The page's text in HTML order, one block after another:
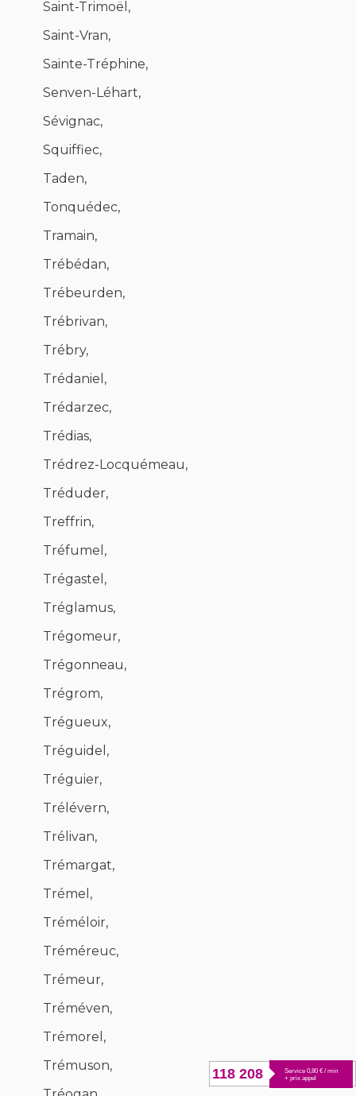
Saint-Trimoël,
Saint-Vran,
Sainte-Tréphine,
Senven-Léhart,
Sévignac,
Squiffiec,
Taden,
Tonquédec,
Tramain,
Trébédan,
Trébeurden,
Trébrivan,
Trébry,
Trédaniel,
Trédarzec,
Trédias,
Trédrez-Locquémeau,
Tréduder,
Treffrin,
Tréfumel,
Trégastel,
Tréglamus,
Trégomeur,
Trégonneau,
Trégrom,
Trégueux,
Tréguidel,
Tréguier,
Trélévern,
Trélivan,
Trémargat,
Trémel,
Tréméloir,
Tréméreuc,
Trémeur,
Tréméven,
Trémorel,
Trémuson,
118 208
Service 0,80 € / min
+ prix appel